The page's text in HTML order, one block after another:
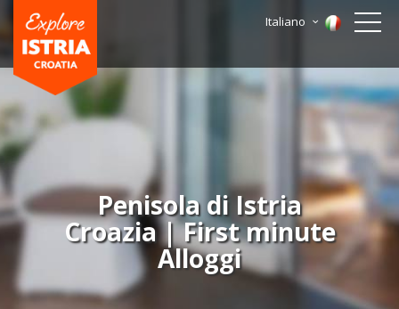
Italiano
Penisola di Istria
Croazia | First minute
Alloggi